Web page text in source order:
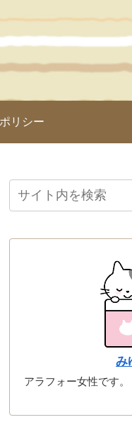
リシー
み
アラフォー女性です。